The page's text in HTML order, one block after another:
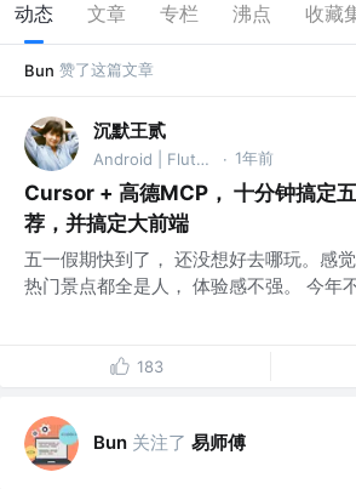
动态 文章 专栏 沸点 收藏
Bun 赞了这篇文章
沉默王贰
Android | Flutter | HarmonyOS | Vue · 1年前
Cursor + 高德MCP， 十分钟搞定
荐，并搞定大前端
五一假期快到了， 还没想好去哪玩。感
热门景点都全是人， 体验感不强。 今年
183
Bun 关注了 易师傅